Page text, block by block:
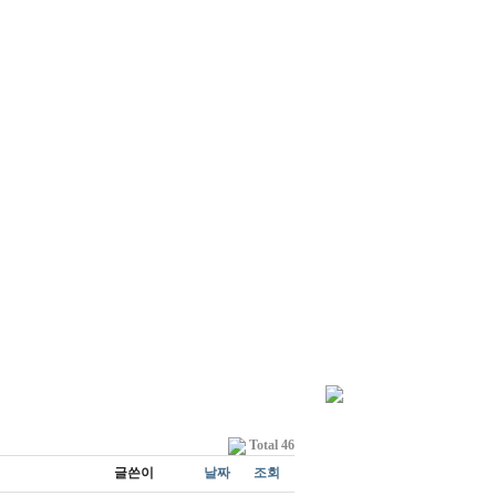
Total 46
글쓴이
날짜 조회